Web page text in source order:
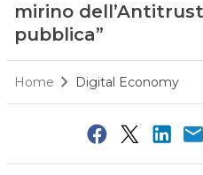
mirino
pubblica”
Home Digital Economy